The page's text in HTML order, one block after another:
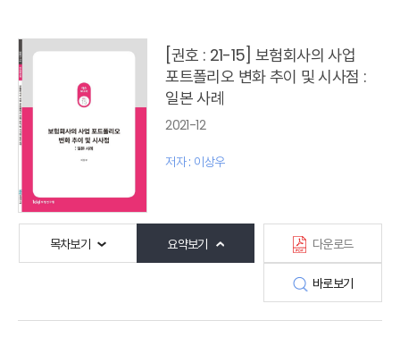
[권호 : 21-15] 보험회사의 사업
포트폴리오 변화 추이 및 시사점 :
일본 사례
2021-12
저자 : 이상우
목차보기 요약보기 다운로드
바로보기